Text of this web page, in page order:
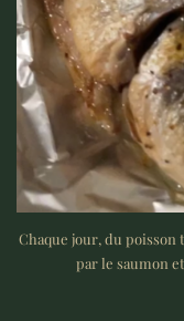
Chaque jour, du poisson
par le saumon